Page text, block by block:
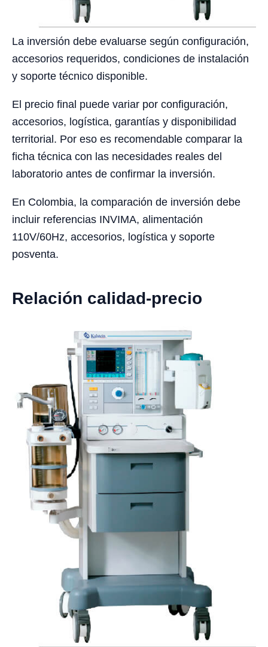
La inversión debe evaluarse según configuración,
accesorios requeridos, condiciones de instalación
y soporte técnico disponible.
El precio final puede variar por configuración,
accesorios, logística, garantías y disponibilidad
territorial. Por eso es recomendable comparar la
ficha técnica con las necesidades reales del
laboratorio antes de confirmar la inversión.
En Colombia, la comparación de inversión debe
incluir referencias INVIMA, alimentación
110V/60Hz, accesorios, logística y soporte
posventa.
Relación calidad-precio